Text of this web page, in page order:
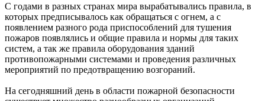
С годами в разных странах мира вырабатывались правила, в
которых предписывалось как обращаться с огнем, а с
появлением разного рода приспособлений для тушения
пожаров появлялись и общие правила и нормы для таких
систем, а так же правила оборудования зданий
противопожарными системами и проведения различных
мероприятий по предотвращению возгораний.
На сегодняшний день в области пожарной безопасности